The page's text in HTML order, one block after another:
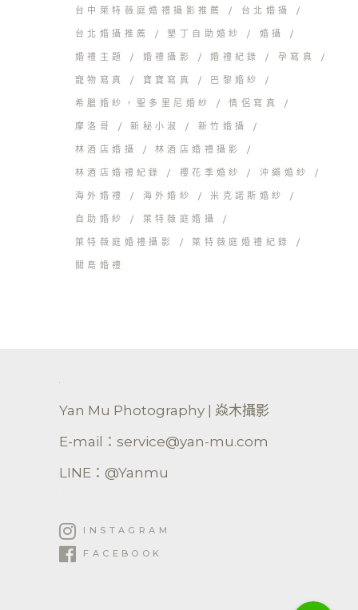
台中萊特薇庭婚禮攝影推薦 台北婚攝
台北婚攝推薦 墾丁自助婚紗 婚攝
婚禮主題 婚禮攝影 婚禮紀錄 孕寫真
寵物寫真 寶寶寫真 巴黎婚紗
希臘婚紗，聖多里尼婚紗 情侶寫真
摩洛哥 新秘小淑 新竹婚攝
林酒店婚攝 林酒店婚禮攝影
林酒店婚禮紀錄 櫻花季婚紗 沖繩婚紗
海外婚禮 海外婚紗 米克諾斯婚紗
自助婚紗 萊特薇庭婚攝
萊特薇庭婚禮攝影 萊特薇庭婚禮紀錄
關島婚禮
Yan Mu Photography | 焱木攝影
E-mail：service@yan-mu.com
LINE：@Yanmu
INSTAGRAM
FACEBOOK
Line
Line